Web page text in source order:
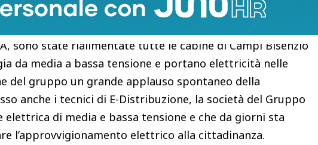
alle 20, con l’installazione dell’ultimo gruppo
sono state rialimentate tutte le cabine di Campi Bisenzio
da media a bassa tensione e portano elettricità nelle
del gruppo un grande applauso spontaneo della
anche i tecnici di E-Distribuzione, la società del Gruppo
elettrica di media e bassa tensione e che da giorni sta
l’approvvigionamento elettrico alla cittadinanza.